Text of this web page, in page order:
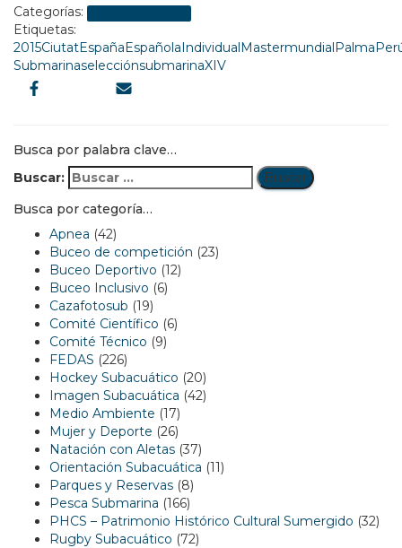
Categorías:
Etiquetas:
2015CiutatEspañaEspañolaIndividualMastermundialPalma
SubmarinaselecciónsubmarinaXIV
Busca por palabra clave…
Buscar:
Busca por categoría…
Apnea (42)
Buceo de competición (23)
Buceo Deportivo (12)
Buceo Inclusivo (6)
Cazafotosub (19)
Comité Científico (6)
Comité Técnico (9)
FEDAS (226)
Hockey Subacuático (20)
Imagen Subacuática (42)
Medio Ambiente (17)
Mujer y Deporte (26)
Natación con Aletas (37)
Orientación Subacuática (11)
Parques y Reservas (8)
Pesca Submarina (166)
PHCS – Patrimonio Histórico Cultural Sumergido (32)
Rugby Subacuático (72)